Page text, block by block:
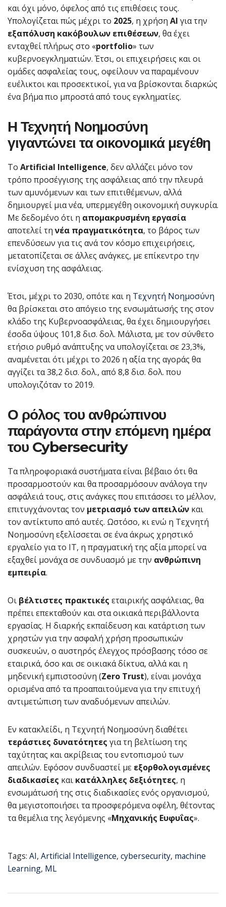
και όχι μόνο, όφελος από τις επιθέσεις τους.
Υπολογίζεται πώς μέχρι το 2025, η χρήση AI για την
εξαπόλυση κακόβουλων επιθέσεων, θα έχει
ενταχθεί πλήρως στο «portfolio» των
κυβερνοεγκληματιών. Έτσι, οι επιχειρήσεις και οι
ομάδες ασφαλείας τους, οφείλουν να παραμένουν
ευέλικτοι και προσεκτικοί, για να βρίσκονται διαρκώς
ένα βήμα πιο μπροστά από τους εγκληματίες.
Η Τεχνητή Νοημοσύνη
γιγαντώνει τα οικονομικά μεγέθη
Το Artificial Intelligence, δεν αλλάζει μόνο τον
τρόπο προσέγγισης της ασφάλειας από την πλευρά
των αμυνόμενων και των επιτιθέμενων, αλλά
δημιουργεί μια νέα, υπερμεγέθη οικονομική συγκυρία.
Με δεδομένο ότι η απομακρυσμένη εργασία
αποτελεί τηνέα πραγματικότητα, το βάρος των
επενδύσεων για τις ανά τον κόσμο επιχειρήσεις,
μετατοπίζεται σε άλλες ανάγκες, με επίκεντρο την
ενίσχυση της ασφάλειας.
Έτσι, μέχρι το 2030, οπότε και η Τεχνητή Νοημοσύνη
θα βρίσκεται στο απόγειο της ενσωμάτωσής της στον
κλάδο της Κυβερνοασφάλειας, θα έχει δημιουργήσει
έσοδα ύψους 101,8 δισ. δολ. Μάλιστα, με τον σύνθετο
ετήσιο ρυθμό ανάπτυξης να υπολογίζεται σε 23,3%,
αναμένεται ότι μέχρι το 2026 η αξία της αγοράς θα
αγγίζει τα 38,2 δισ. δολ., από 8,8 δισ. δολ. που
υπολογιζόταν το 2019.
Ο ρόλος του ανθρώπινου
παράγοντα στην επόμενη ημέρα
του Cybersecurity
Τα πληροφοριακά συστήματα είναι βέβαιο ότι θα
προσαρμοστούν και θα προσαρμόσουν ανάλογα την
ασφάλειά τους, στις ανάγκες που επιτάσσει το μέλλον,
επιτυγχάνοντας τον μετριασμό των απειλών και
τον αντίκτυπο από αυτές. Ωστόσο, κι ενώ η Τεχνητή
Νοημοσύνη εξελίσσεται σε ένα άκρως χρηστικό
εργαλείο για το IT, η πραγματική της αξία μπορεί να
εξαχθεί μονάχα σε συνδυασμό με την ανθρώπινη
εμπειρία.
Οι βέλτιστες πρακτικές εταιρικής ασφάλειας, θα
πρέπει επεκταθούν και στα οικιακά περιβάλλοντα
εργασίας. Η διαρκής εκπαίδευση και κατάρτιση των
χρηστών για την ασφαλή χρήση προσωπικών
συσκευών, ο αυστηρός έλεγχος πρόσβασης τόσο σε
εταιρικά, όσο και σε οικιακά δίκτυα, αλλά και η
μηδενική εμπιστοσύνη (Zero Trust), είναι μονάχα
ορισμένα από τα προαπαιτούμενα για την επιτυχή
αντιμετώπιση των αναδυόμενων απειλών.
Εν κατακλείδι, η Τεχνητή Νοημοσύνη διαθέτει
τεράστιες δυνατότητες για τη βελτίωση της
ταχύτητας και ακρίβειας του εντοπισμού των
απειλών. Εφόσον συνδυαστεί με εξορθολογισμένες
διαδικασίες και κατάλληλες δεξιότητες, η
ενσωμάτωσή της στις διαδικασίες ενός οργανισμού,
θα μεγιστοποιήσει τα προσφερόμενα οφέλη, θέτοντας
τα θεμέλια της λεγόμενης «Μηχανικής Ευφυΐας».
Tags: AI, Artificial Intelligence, cybersecurity, machine
Learning, ML